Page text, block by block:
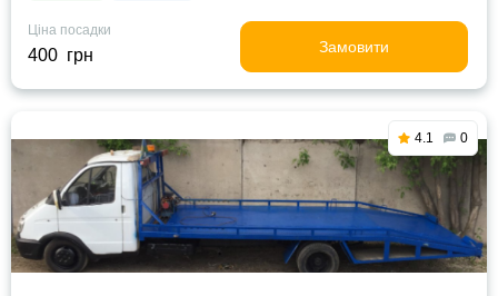
Ціна посадки
400 грн Замовити
4.1 0